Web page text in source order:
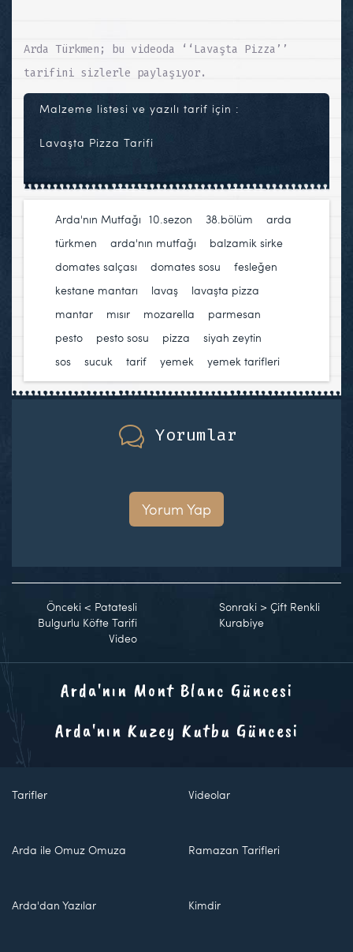
Arda Türkmen; bu videoda ‘‘Lavaşta Pizza’’
tarifini sizlerle paylaşıyor.
Malzeme listesi ve yazılı tarif için :
Lavaşta Pizza Tarifi
Arda'nın Mutfağı 10.sezon 38.bölüm
arda
türkmen
arda'nın mutfağı balzamik sirke
domates salçası
domates sosu fesleğen
kestane mantarı
lavaş lavaşta pizza
mantar
mısır mozarella parmesan
pesto
pesto sosu pizza siyah zeytin
sos
sucuk tarif yemek yemek tarifleri
Yorumlar
Yorum Yap
Önceki < Patatesli
Bulgurlu Köfte Tarifi
Video
Sonraki >Çift Renkli
Kurabiye
Arda'nın Mont Blanc Güncesi
Arda'nın Kuzey Kutbu Güncesi
Tarifler Videolar
Arda ile Omuz Omuza Ramazan Tarifleri
Arda'dan Yazılar Kimdir